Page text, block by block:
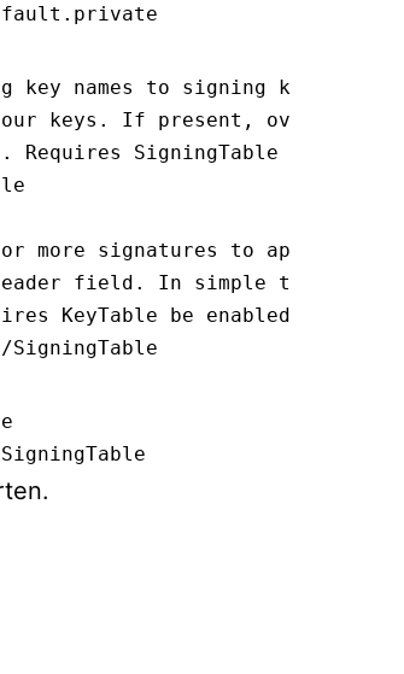
names to signing keys. In
keys. If present, overrides
SigningTable be
signatures to apply to a
field. In simple terms,
KeyTable be enabled.